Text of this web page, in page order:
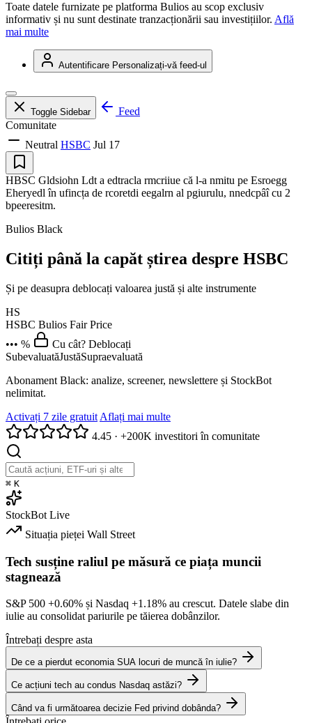
Toate datele furnizate pe platforma Bulios au scop exclusiv
informativ și nu sunt destinate tranzacționării sau investițiilor. Află
mai multe
Autentificare Personalizați-vă feed-ul
Toggle Sidebar
Feed
Comunitate
Neutral HSBC Jul 17
HBSC Gldsiohn Ldt a edtracla rmcriiue că l-a nmitu pe Esroegg
Eheryedl în ufincța de rcoretdi eegalrn al pgiurulu, nnedcpâî cu 2
bpeeresitm.
Bulios Black
Citiți până la capăt știrea despre HSBC
Și pe deasupra deblocați valoarea justă și alte instrumente
HS
HSBC Bulios Fair Price
••• %
Cu cât? Deblocați
SubevaluatăJustăSupraevaluată
Abonament Black: analize, screener, newslettere și StockBot
nelimitat.
Activați 7 zile gratuit Aflați mai multe
4.45 · +200K investitori în comunitate
⌘ K
StockBot Live
Situația pieței Wall Street
Tech susține raliul pe măsură ce piața muncii
stagnează
S&P 500 +0.60% și Nasdaq +1.18% au crescut. Datele slabe din
iulie au consolidat pariurile pe tăierea dobânzilor.
Întrebați despre asta
De ce a pierdut economia SUA locuri de muncă în iulie?
Ce acțiuni tech au condus Nasdaq astăzi?
Când va fi următoarea decizie Fed privind dobânda?